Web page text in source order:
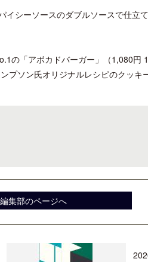
イシーソースのダブルソースで仕立
の「アボカドバーガー」（1,080円
ソン氏オリジナルレシピのクッキ
集部のページへ